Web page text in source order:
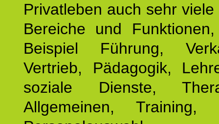
Privatleben auch sehr
Bereiche und
Beispiel Führung,
Vertrieb, Pädagogik,
soziale Dienste,
Allgemeinen, Training,